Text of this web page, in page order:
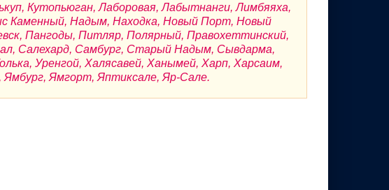
Кутопьюган, Лаборовая, Лабытнанги, Лимбяяха,
Каменный, Надым, Находка, Новый Порт, Новый
Пангоды, Питляр, Полярный, Правохеттинский,
Салехард, Самбург, Старый Надым, Сывдарма,
Уренгой, Халясавей, Ханымей, Харп, Харсаим,
Ямгорт, Яптиксале, Яр-Сале.